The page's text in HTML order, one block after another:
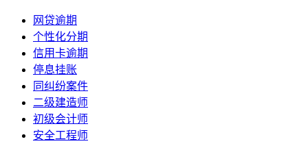
网贷逾期
个性化分期
信用卡逾期
停息挂账
同纠纷案件
二级建造师
初级会计师
安全工程师